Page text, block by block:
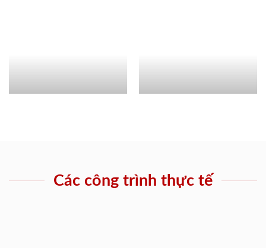
Các công trình thực tế